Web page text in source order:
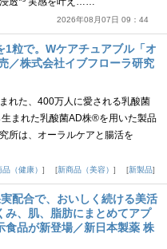
2026年08月07日 09：44
1粒で。Wケアチュアブル「オ
／株式会社イブフローラ研究
れた、400万人に愛される乳酸菌
まれた乳酸菌AD株®を用いた製品
所は、オーラルケアと腸活を
（健康） 新商品（美容） 新製品
配合で、おいしく続ける美活
み、肌、脂肪にまとめてアプ
食品が新登場／新日本製薬 株